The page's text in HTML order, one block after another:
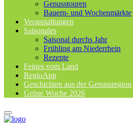
Genusstouren
Bauern- und Wochenmärkte
Veranstaltungen
Saisonales
Saisonal durchs Jahr
Frühling am Niederrhein
Rezepte
Feines vom Land
RegioApp
Geschichten aus der Genussregion
Grüne Woche 2026